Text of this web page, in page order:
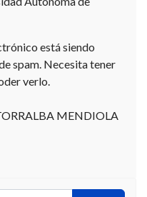
está siendo
spam. Necesita tener
verlo.